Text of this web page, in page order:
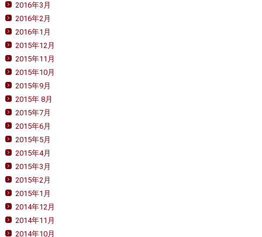
2016年3月
2016年2月
2016年1月
2015年12月
2015年11月
2015年10月
2015年9月
2015年 8月
2015年7月
2015年6月
2015年5月
2015年4月
2015年3月
2015年2月
2015年1月
2014年12月
2014年11月
2014年10月